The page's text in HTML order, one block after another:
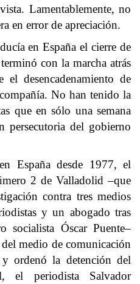
Lamentablemente, no
en error de apreciación.
en España el cierre de
con la marcha atrás
el desencadenamiento de
No han tenido la
que en sólo una semana
persecutoria del gobierno
España desde 1977, el
2 de Valladolid –que
contra tres medios
y un abogado tras
socialista Óscar Puente–
medio de comunicación
ordenó la detención del
el periodista Salvador